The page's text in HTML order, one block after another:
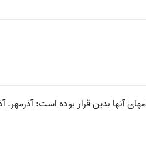
آنها بدین قرار بوده است: آذرمهر.